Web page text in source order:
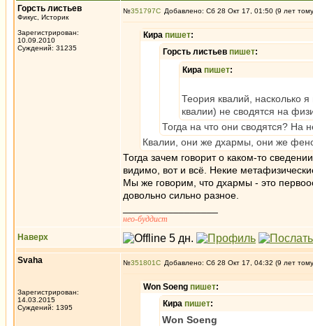
Горсть листьев
Фикус, Историк
Зарегистрирован:
10.09.2010
Суждений: 31235
№351797 Добавлено: Сб 28 Окт 17, 01:50 (9 лет
Кира пишет:
Горсть листьев пишет:
Кира пишет:
Теория квалий, насколько
квалии) не сводятся на
Тогда на что они сводятся? На
Квалии, они же дхармы, они же
Тогда зачем говорит о каком-то
видимо, вот и всё. Некие
Мы же говорим, что дхармы - это
довольно сильно разное.
нео-буддист
Наверх
Svaha
Зарегистрирован:
14.03.2015
Суждений: 1395
№351801 Добавлено: Сб 28 Окт 17, 04:32 (9 лет
Won Soeng пишет:
Кира пишет:
Won Soeng